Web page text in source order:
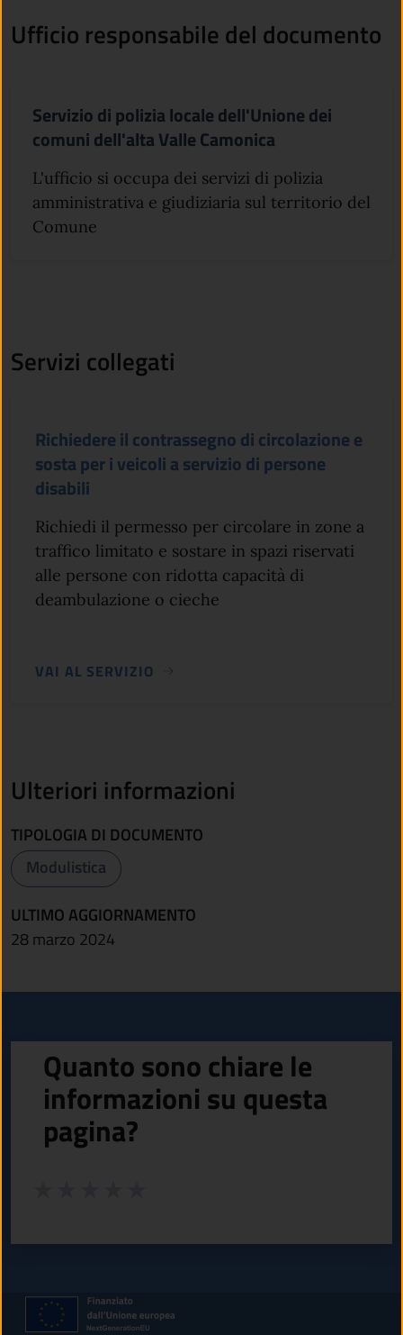
Ufficio responsabile del documento
Servizio di polizia locale dell'Unione dei
comuni dell'alta Valle Camonica
L'ufficio si occupa dei servizi di polizia
amministrativa e giudiziaria sul territorio del
Comune
Servizi collegati
Richiedere il contrassegno di circolazione e
sosta per i veicoli a servizio di persone
disabili
Richiedi il permesso per circolare in zone a
traffico limitato e sostare in spazi riservati
alle persone con ridotta capacità di
deambulazione o cieche
VAI AL SERVIZIO
Ulteriori informazioni
TIPOLOGIA DI DOCUMENTO
Modulistica
ULTIMO AGGIORNAMENTO
28 marzo 2024
Quanto sono chiare le
informazioni su questa
pagina?